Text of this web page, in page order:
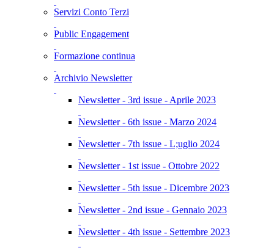
Servizi Conto Terzi
Public Engagement
Formazione continua
Archivio Newsletter
Newsletter - 3rd issue - Aprile 2023
Newsletter - 6th issue - Marzo 2024
Newsletter - 7th issue - L;uglio 2024
Newsletter - 1st issue - Ottobre 2022
Newsletter - 5th issue - Dicembre 2023
Newsletter - 2nd issue - Gennaio 2023
Newsletter - 4th issue - Settembre 2023